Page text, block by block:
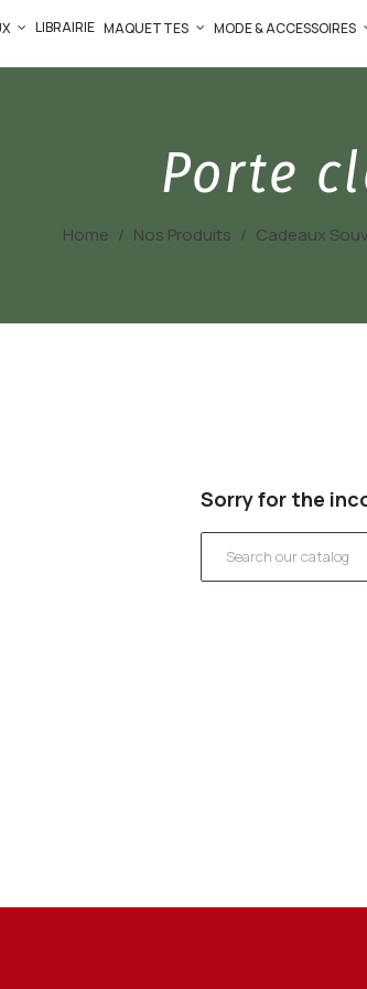
LIBRAIRIE MAQUETTES MODE & ACCESSOIRES
Porte
Home Nos Produits Cadeaux
Sorry for the